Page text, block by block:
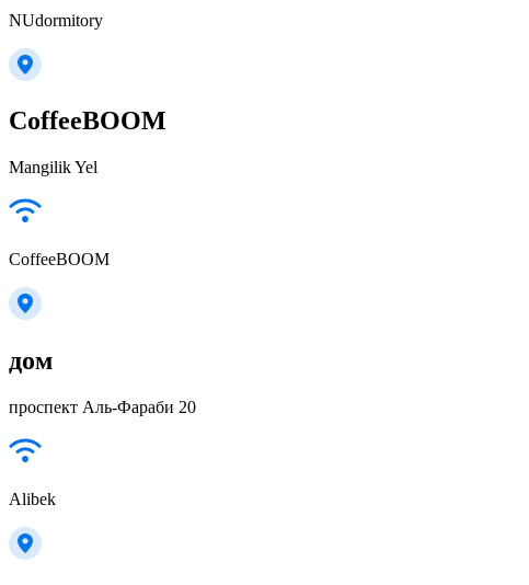
NUdormitory
CoffeeBOOM
Mangilik Yel
CoffeeBOOM
дом
проспект Аль-Фараби 20
Alibek